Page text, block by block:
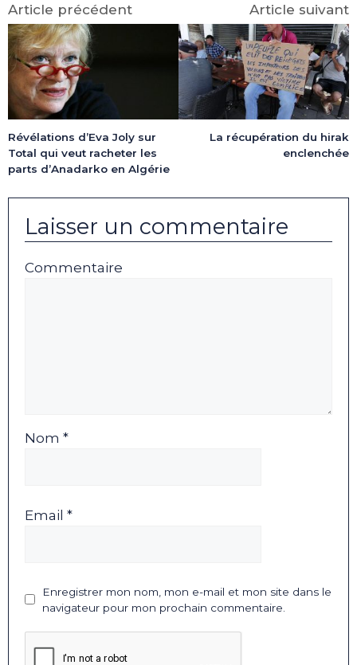
Article précédent
Révélations d’Eva Joly sur
Total qui veut racheter les
parts d’Anadarko en Algérie
Article suivant
La récupération du hirak
enclenchée
Laisser un commentaire
Commentaire
Nom *
Email *
Enregistrer mon nom, mon e-mail et mon site dans le
navigateur pour mon prochain commentaire.